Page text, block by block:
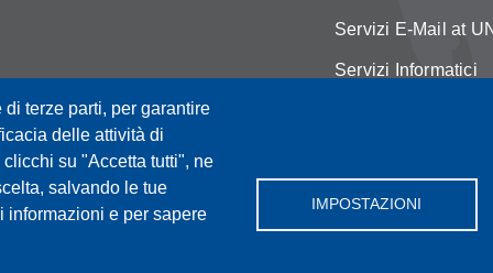
terze parti, per garantire
delle attività di
su "Accetta tutti", ne
salvando le tue
informazioni e per sapere
IMPOSTAZIONI
Servizi E-Mail at
Servizi Informatici